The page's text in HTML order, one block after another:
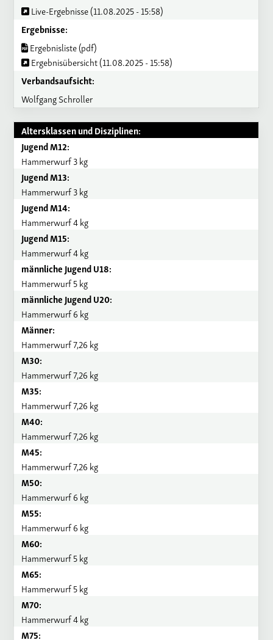
Live-Ergebnisse (11.08.2025 - 15:58)
Ergebnisse:
Ergebnisliste (pdf)
Ergebnisübersicht (11.08.2025 - 15:58)
Verbandsaufsicht:
Wolfgang Schroller
Altersklassen und Disziplinen:
Jugend M12:
Hammerwurf 3 kg
Jugend M13:
Hammerwurf 3 kg
Jugend M14:
Hammerwurf 4 kg
Jugend M15:
Hammerwurf 4 kg
männliche Jugend U18:
Hammerwurf 5 kg
männliche Jugend U20:
Hammerwurf 6 kg
Männer:
Hammerwurf 7,26 kg
M30:
Hammerwurf 7,26 kg
M35:
Hammerwurf 7,26 kg
M40:
Hammerwurf 7,26 kg
M45:
Hammerwurf 7,26 kg
M50:
Hammerwurf 6 kg
M55:
Hammerwurf 6 kg
M60:
Hammerwurf 5 kg
M65:
Hammerwurf 5 kg
M70:
Hammerwurf 4 kg
M75: